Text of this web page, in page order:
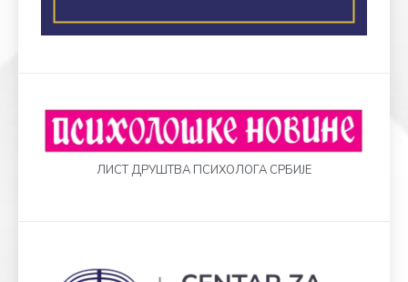
ЛИСТ ДРУШТВА ПСИХОЛОГА СРБИЈЕ